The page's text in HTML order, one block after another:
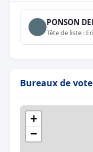
PONSON
Tête de liste :
Bureaux de vote
+
−